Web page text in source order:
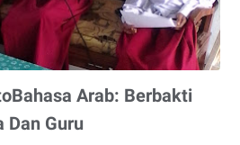
Arab: Berbakti
Dan Guru